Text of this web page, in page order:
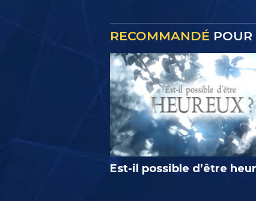
RECOMMANDÉ
Est-il possible d’être